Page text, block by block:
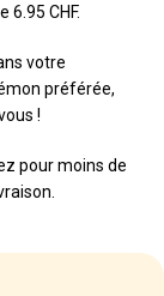
6.95 CHF.
votre
préférée,
!
pour moins de